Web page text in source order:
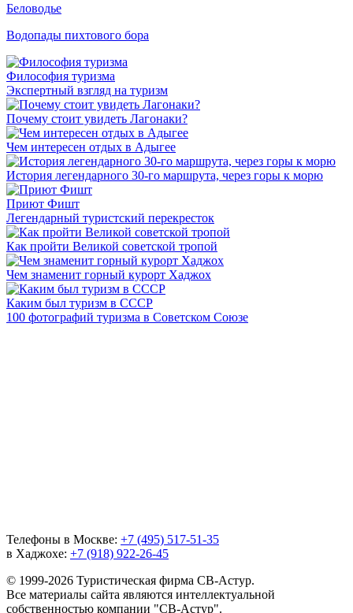
Беловодье
Водопады пихтового бора
Философия туризма
Экспертный взгляд на туризм
Почему стоит увидеть Лагонаки?
Чем интересен отдых в Адыгее
История легендарного 30-го маршрута, через горы к морю
Приют Фишт
Легендарный туристский перекресток
Как пройти Великой советской тропой
Чем знаменит горный курорт Хаджох
Каким был туризм в СССР
100 фотографий туризма в Советском Союзе
Телефоны в Москве: +7 (495) 517-51-35
в Хаджохе: +7 (918) 922-26-45
© 1999-2026 Туристическая фирма СВ-Астур.
Все материалы сайта являются интеллектуальной
собственностью компании "СВ-Астур".